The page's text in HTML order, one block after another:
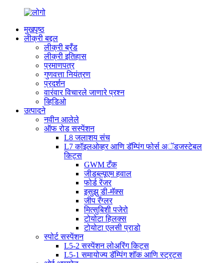
मुखपृष्ठ
लीक्री बद्दल
लीक्री ब्रँड
लीक्री इतिहास
प्रमाणपत्र
गुणवत्ता नियंत्रण
प्रदर्शन
वारंवार विचारले जाणारे प्रश्न
व्हिडिओ
उत्पादने
नवीन आलेले
ऑफ रोड सस्पेंशन
L8 जलाशय संच
L7 कॉइलओव्हर आणि डॅम्पिंग फोर्स अॅडजस्टेबल
किट्स
GWM टँक
जीडब्ल्यूएम हवाल
फोर्ड रेंजर
इसुझु डी-मॅक्स
जीप रँग्लर
मित्सुबिशी पजेरो
टोयोटा हिलक्स
टोयोटा एलसी प्राडो
स्पोर्ट सस्पेंशन
L5-2 सस्पेंशन लोअरिंग किट्स
L5-1 समायोज्य डॅम्पिंग शॉक आणि स्ट्रट्स